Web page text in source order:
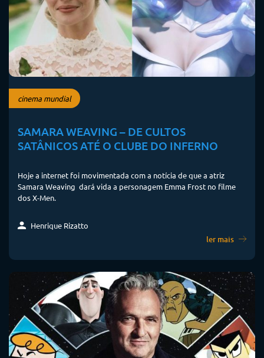
cinema mundial
SAMARA WEAVING – DE CULTOS
SATÂNICOS ATÉ O CLUBE DO INFERNO
Hoje a internet foi movimentada com a notícia de que a atriz
Samara Weaving dará vida a personagem Emma Frost no filme
dos X-Men.
Henrique Rizatto
ler mais